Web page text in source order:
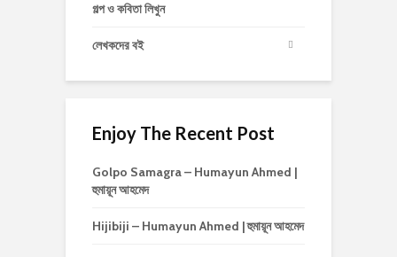
গল্প ও কবিতা লিখুন
লেখকদের বই
Enjoy The Recent Post
Golpo Samagra – Humayun Ahmed |
হুমায়ূন আহমেদ
Hijibiji – Humayun Ahmed | হুমায়ূন আহমেদ